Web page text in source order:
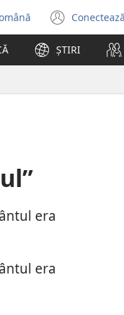
Selectaţi
limba
(se
ȘTIRI
era
era